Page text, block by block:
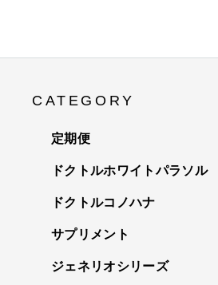
CATEGORY
定期便
ドクトルホワイトパラソル
ドクトルコノハナ
サプリメント
ジェネリオシリーズ